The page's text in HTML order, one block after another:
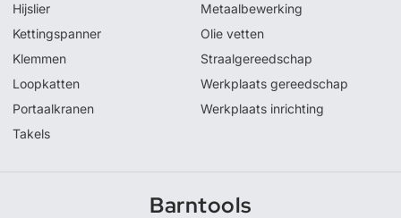
Hijslier
Kettingspanner
Klemmen
Loopkatten
Portaalkranen
Takels
Metaalbewerking
Olie vetten
Straalgereedschap
Werkplaats gereedschap
Werkplaats inrichting
Barntools